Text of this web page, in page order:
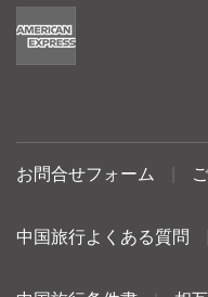
お問合せフォーム
中国旅行よくある質問